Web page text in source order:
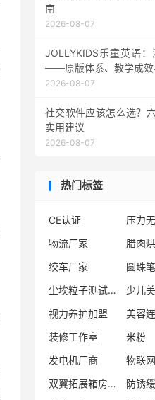
南
2026-08-07
JOLLYKIDS乐童英语
——原版体系、教学成效
2026-08-07
社交软件应该怎么选？
实用建议
2026-08-07
热门标签
CE认证
物流厂家
腊肉
绞车厂家
圆珠笔
尘埃粒子测试仪厂家
视力养护加盟
装修工作室
米粉
发电机厂商
物联
双翼拓展箱房厂商
防锈